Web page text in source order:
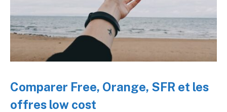
Comparer Free, Orange, SFR et les
offres low cost